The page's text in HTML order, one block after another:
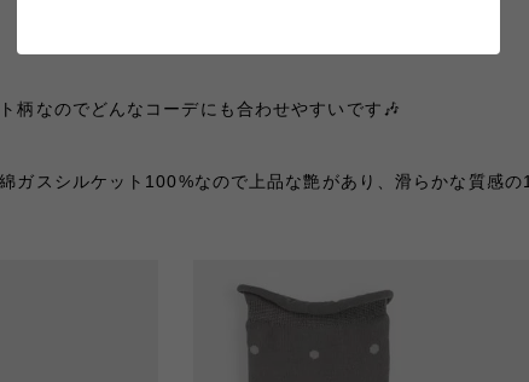
柄なのでどんなコーデにも合わせやすいです🎶
ガスシルケット100%なので上品な艶があり、滑らかな質感